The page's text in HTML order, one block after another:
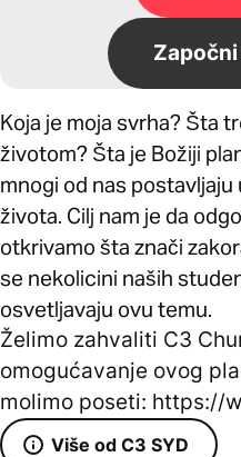
Koja je moja svrha? Šta
životom? Šta je Božiji
mnogi od nas
života. Cilj nam je da
otkrivamo šta znači
se nekolicini naših
osvetljavaju ovu temu.
Želimo zahvaliti C3
omogućavanje ovog
molimo poseti: https://
Više od C3 SYD